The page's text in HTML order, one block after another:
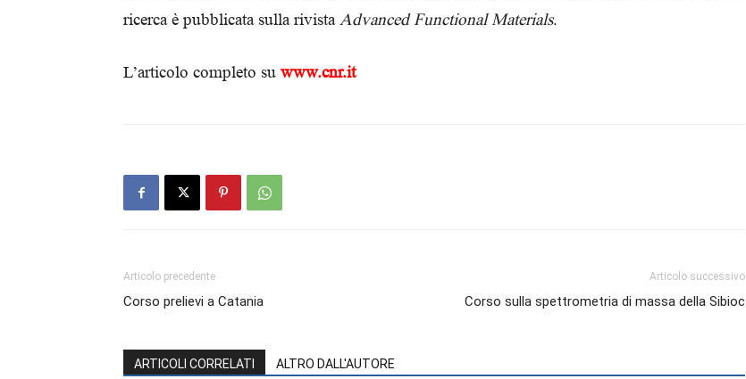
ricerca è pubblicata sulla rivista Advanced Functional Materials.
L’articolo completo su www.cnr.it
Articolo precedente
Corso prelievi a Catania
Articolo successivo
Corso sulla spettrometria di massa della Sibioc
ARTICOLI CORRELATI ALTRO DALL'AUTORE